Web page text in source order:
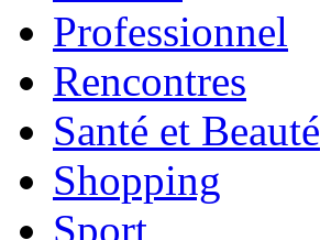
Professionnel
Rencontres
Santé et Beauté
Shopping
Sport